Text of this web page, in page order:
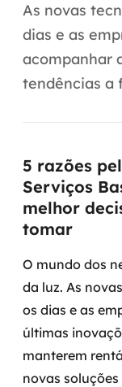
Transformar
Data Analytics
Business
Data Lakes &
Governança de
Modernização
Modernização
As novas
dias e as
acompanhar
tendências a
5 razões
Serviços
melhor
tomar
O mundo dos
da luz. As
os dias e as
últimas
manterem
novas